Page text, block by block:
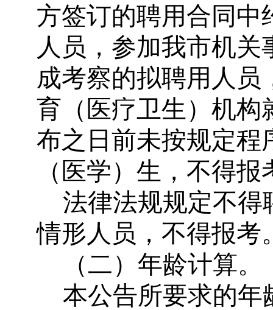
方签订的聘用合同中
人员，参加我市机
成考察的拟聘用人
育（医疗卫生）机构
布之日前未按规定程
（医学）生，不得报
法律法规规定不得
情形人员，不得报考
（二）年龄计算。
本公告所要求的年